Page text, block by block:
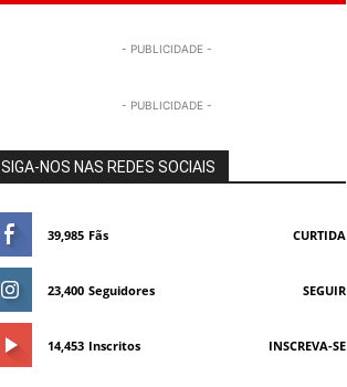
- PUBLICIDADE -
- PUBLICIDADE -
SIGA-NOS NAS REDES SOCIAIS
39,985 Fãs CURTIDA
23,400 Seguidores SEGUIR
14,453 Inscritos INSCREVA-SE